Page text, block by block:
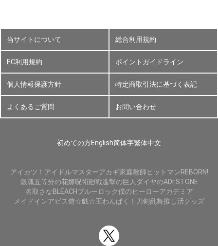
当サイトについて 総合利用規約
EC利用規約 ポイントガイドライン
個人情報保護方針 特定商取引法に基づく表記
よくあるご質問 お問い合わせ
初めての方English简体字繁体中文
アイカツ！ アイドルマスターアカギ家庭教師ヒットマンREBORN!
銀魂五等分の花嫁呪術廻戦進撃の巨人 ダイヤのADr.STONE
名取さなBLEACHブルーロック僕のヒーローアカデミア
メイドインアビス遊☆戯☆王わんぱく！刀剣乱舞推し活グッズ